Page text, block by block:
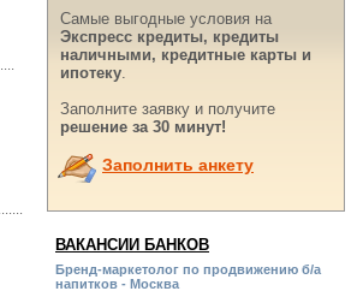
Самые выгодные условия на
Экспресс кредиты, кредиты
наличными, кредитные карты и
ипотеку.
Заполните заявку и получите
решение за 30 минут!
Заполнить анкету
ВАКАНСИИ БАНКОВ
Бренд-маркетолог по продвижению б/а
напитков - Москва